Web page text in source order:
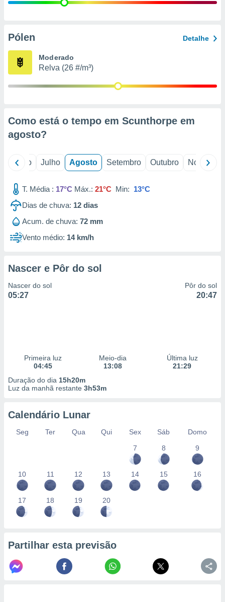
e
de
Pólen Detalhe
Moderado
Relva (26 #/m³)
Como está o tempo em Scunthorpe em
agosto?
Junho Julho Agosto Setembro Outubro Novembro
T. Média : 17°C Máx.: 21°C Min: 13°C
Dias de chuva: 12 dias
Acum. de chuva: 72 mm
Vento médio: 14 km/h
Nascer e Pôr do sol
Nascer do sol
05:27
Pôr do sol
20:47
Primeira luz
04:45
Meio-dia
13:08
Última luz
21:29
Duração do dia 15h20m
Luz da manhã restante 3h53m
Calendário Lunar
Seg Ter Qua Qui Sex Sáb
Domo
7
8 9
10 11 12 13 14 15 16
17 18 19 20
Partilhar esta previsão